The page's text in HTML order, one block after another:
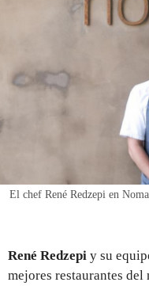
El chef René Redzepi en
René Redzepi y su
mejores restaurantes del